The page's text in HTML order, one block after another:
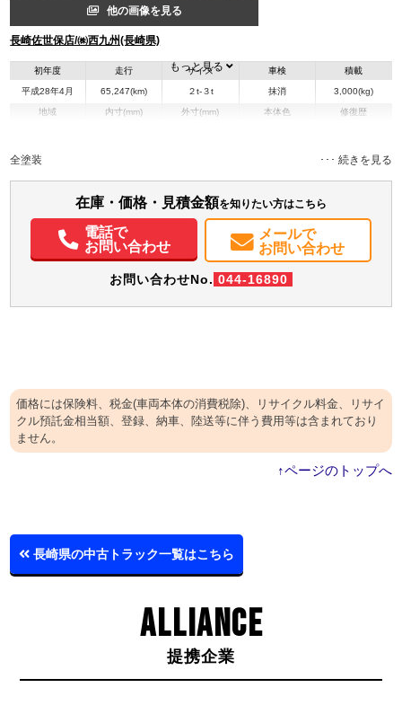
他の画像を見る
長崎佐世保店/㈱西九州(長崎県)
初年度
平成28年4月
走行
65,247(km)
サイズ
２t-３t
車検
抹消
積載
3,000(kg)
地域 内寸(mm) 外寸(mm) 本体色 修復歴
電動格納ミラー
もっと見る
全塗装
在庫・価格・見積金額を知りたい方はこちら
電話で
お問い合わせ
メールで
お問い合わせ
お問い合わせNo. 044-16890
価格には保険料、税金(車両本体の消費税除)、リサイクル料金、リサイ
クル預託金相当額、登録、納車、陸送等に伴う費用等は含まれており
ません。
↑ページのトップへ
長崎県の中古トラック一覧はこちら
ALLIANCE
提携企業